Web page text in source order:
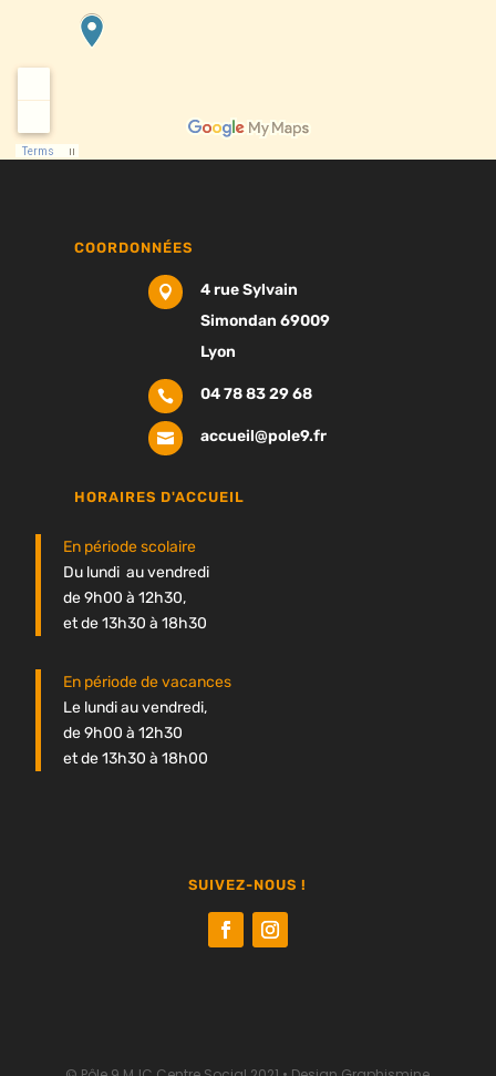
COORDONNÉES

4 rue Sylvain
Simondan 69009
Lyon
 04 78 83 29 68
 accueil@pole9.fr
HORAIRES D'ACCUEIL
En période scolaire
Du lundi au vendredi
de 9h00 à 12h30,
et de 13h30 à 18h30
En période de vacances
Le lundi au vendredi,
de 9h00 à 12h30
et de 13h30 à 18h00
SUIVEZ-NOUS !